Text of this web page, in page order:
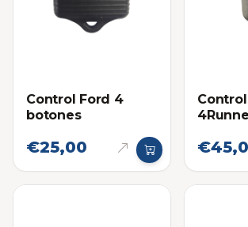
Control Ford 4
botones
€25,00